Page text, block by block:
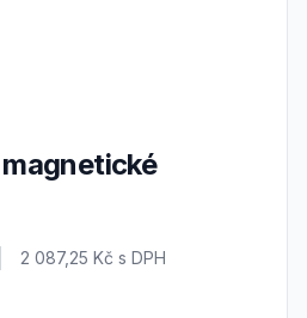
Cena s DPH
2 087,25 Kč s DPH